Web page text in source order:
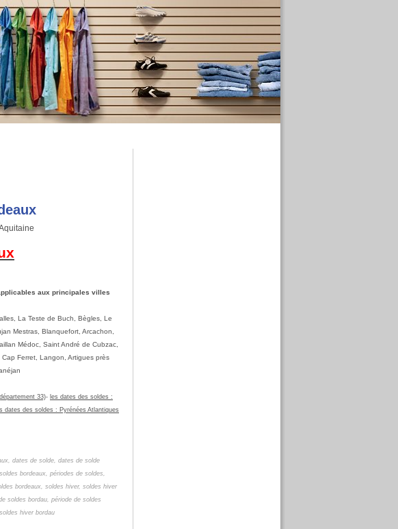
aux principales villes
La Teste de Buch, Bègles, Le
Mestras, Blanquefort, Arcachon,
Médoc, Saint André de Cubzac,
Ferret, Langon, Artigues près
33)- les dates des soldes :
dates des soldes : Pyrénées Atlantiques
, dates de solde, dates de solde
bordeaux, périodes de soldes,
bordeaux, soldes hiver, soldes hiver
soldes bordau, période de soldes
hiver bordau